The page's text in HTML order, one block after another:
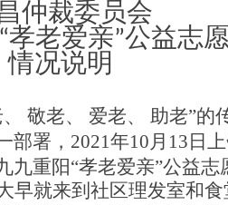
仲裁委员会
“孝老爱亲”公益志
情况说明
、 敬老、 爱老、 助老”的
部署， 2021年10月13日
九重阳“孝老爱亲”公益志
早就来到社区理发室和食